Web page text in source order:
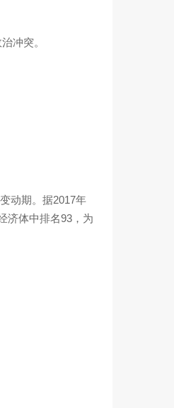
冲突。
动期。据2017年
济体中排名93，为